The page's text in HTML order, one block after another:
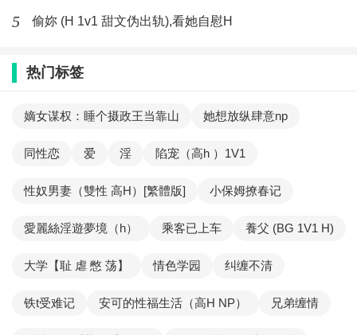
5 偷妳 (H 1v1 甜文伪出轨),看她自慰H
热门标签
嫡女谋权：睡个摄政王当靠山 她想放纵肆意np
同性恋 爱 淫 陷宠（高h ）1V1
性奴男妻（雙性 高H）[繁體版] 小保姆撩春记
愛麗絲淫遊夢境（h） 乘客已上车 養父 (BG 1V1 H)
大学【耻 虐 憋 荡】 情色学园 纠缠不清
铁t受难记 安可的性福生活（高H NP） 兄弟缠情